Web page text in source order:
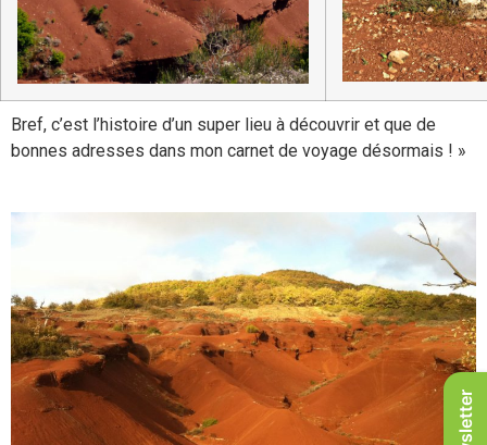
Bref, c’est l’histoire d’un super lieu à découvrir et que de
bonnes adresses dans mon carnet de voyage désormais ! »